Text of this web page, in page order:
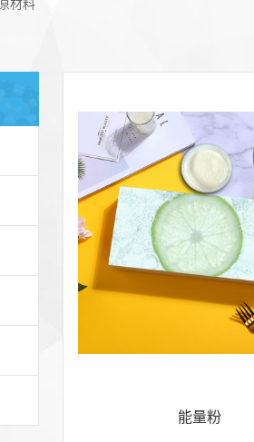
材料
能量粉